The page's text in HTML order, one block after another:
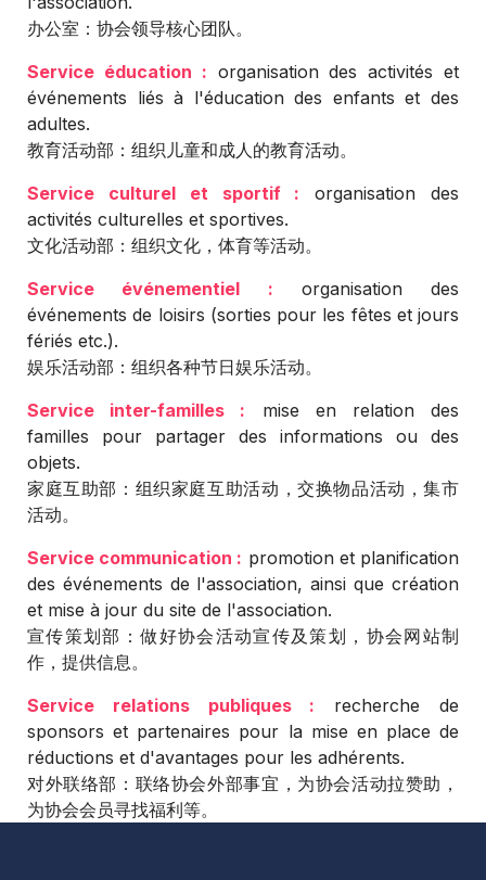
办公室：协会领导核心团队。
Service éducation : organisation des activités et
événements liés à l'éducation des enfants et des
adultes.
教育活动部：组织儿童和成人的教育活动。
Service culturel et sportif : organisation des
activités culturelles et sportives.
文化活动部：组织文化，体育等活动。
Service événementiel : organisation des
événements de loisirs (sorties pour les fêtes et jours
fériés etc.).
娱乐活动部：组织各种节日娱乐活动。
Service inter-familles : mise en relation des
familles pour partager des informations ou des
objets.
家庭互助部：组织家庭互助活动，交换物品活动，集市
活动。
Service communication : promotion et planification
des événements de l'association, ainsi que création
et mise à jour du site de l'association.
宣传策划部：做好协会活动宣传及策划，协会网站制
作，提供信息。
Service relations publiques : recherche de
sponsors et partenaires pour la mise en place de
réductions et d'avantages pour les adhérents.
对外联络部：联络协会外部事宜，为协会活动拉赞助，
为协会会员寻找福利等。